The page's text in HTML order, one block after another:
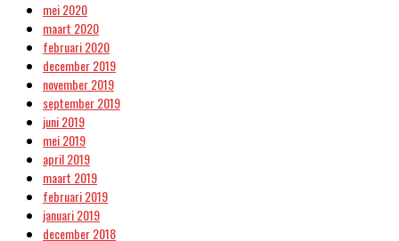
mei 2020
maart 2020
februari 2020
december 2019
november 2019
september 2019
juni 2019
mei 2019
april 2019
maart 2019
februari 2019
januari 2019
december 2018